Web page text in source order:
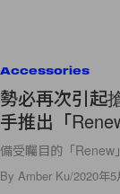
Accessories
勢必再次引起
手推出「
備受矚目的「Renew
By Amber Ku/2020年5